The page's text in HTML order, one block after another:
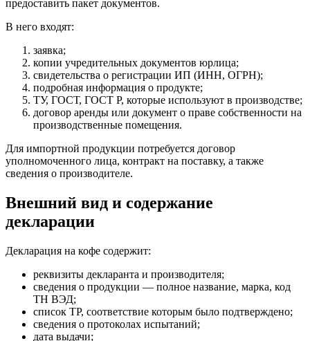
предоставить пакет документов.
В него входят:
заявка;
копии учредительных документов юрлица;
свидетельства о регистрации ИП (ИНН, ОГРН);
подробная информация о продукте;
ТУ, ГОСТ, ГОСТ Р, которые используют в производстве;
договор аренды или документ о праве собственности на
производственные помещения.
Для импортной продукции потребуется договор
уполномоченного лица, контракт на поставку, а также
сведения о производителе.
Внешний вид и содержание
декларации
Декларация на кофе содержит:
реквизиты декларанта и производителя;
сведения о продукции — полное название, марка, код
ТН ВЭД;
список ТР, соответствие которым было подтверждено;
сведения о протоколах испытаний;
дата выдачи;